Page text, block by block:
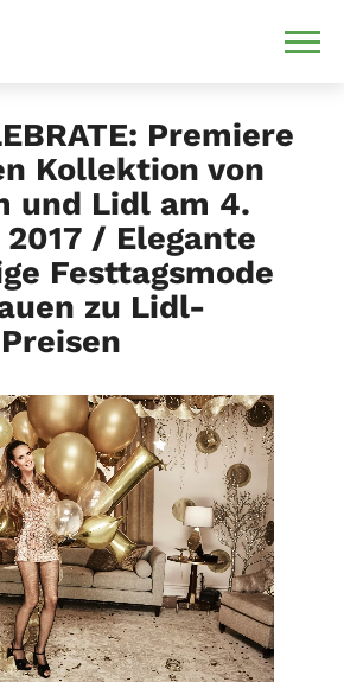
Premiere
Kollektion von
und Lidl am 4.
/ Elegante
Festtagsmode
zu Lidl-